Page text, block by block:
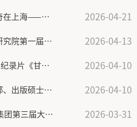
本院学术｜吴慧：艾思奇在上海——让理论走出书斋、走向大众 2026-04-21
华东师范大学上海出版研究院第一届学术委员会会议暨研究院发展规划咨询会召开 2026-04-13
AI赋能 | 我院参与创制的纪录片《甘肃，丰满了中国！》全网上线！ 2026-04-10
出版与文化系教工党支部、出版硕士研究生党支部赴上海世纪出版集团开展主题党日和现场教学活动 2026-04-10
5月6日截稿！中国出版集团第三届大学生阅读分享活动火热征文 2026-03-31